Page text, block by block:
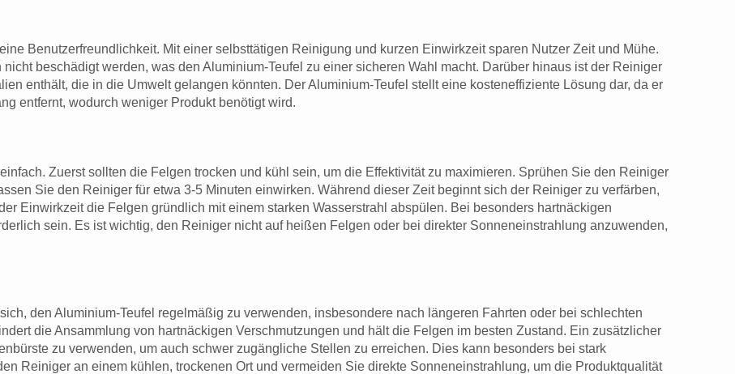
Benutzerfreundlichkeit. Mit einer selbsttätigen Reinigung und kurzen Einwirkzeit sparen Nutzer Zeit und Mühe.
beschädigt werden, was den Aluminium-Teufel zu einer sicheren Wahl macht. Darüber hinaus ist der Reiniger
enthält, die in die Umwelt gelangen könnten. Der Aluminium-Teufel stellt eine kosteneffiziente Lösung dar, da er
entfernt, wodurch weniger Produkt benötigt wird.
Zuerst sollten die Felgen trocken und kühl sein, um die Effektivität zu maximieren. Sprühen Sie den Reiniger
Sie den Reiniger für etwa 3-5 Minuten einwirken. Während dieser Zeit beginnt sich der Reiniger zu verfärben,
Einwirkzeit die Felgen gründlich mit einem starken Wasserstrahl abspülen. Bei besonders hartnäckigen
sein. Es ist wichtig, den Reiniger nicht auf heißen Felgen oder bei direkter Sonneneinstrahlung anzuwenden,
den Aluminium-Teufel regelmäßig zu verwenden, insbesondere nach längeren Fahrten oder bei schlechten
die Ansammlung von hartnäckigen Verschmutzungen und hält die Felgen im besten Zustand. Ein zusätzlicher
zu verwenden, um auch schwer zugängliche Stellen zu erreichen. Dies kann besonders bei stark
Reiniger an einem kühlen, trockenen Ort und vermeiden Sie direkte Sonneneinstrahlung, um die Produktqualität